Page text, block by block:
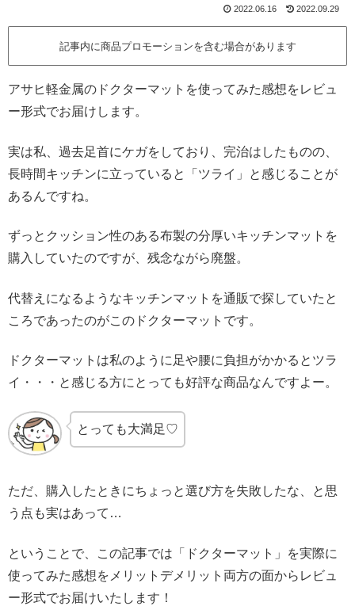
2022.06.16 2022.09.29
記事内に商品プロモーションを含む場合があります
アサヒ軽金属のドクターマットを使ってみた感想をレビュ
ー形式でお届けします。
実は私、過去足首にケガをしており、完治はしたものの、
長時間キッチンに立っていると「ツライ」と感じることが
あるんですね。
ずっとクッション性のある布製の分厚いキッチンマットを
購入していたのですが、残念ながら廃盤。
代替えになるようなキッチンマットを通販で探していたと
ころであったのがこのドクターマットです。
ドクターマットは私のように足や腰に負担がかかるとツラ
イ・・・と感じる方にとっても好評な商品なんですよー。
とっても大満足♡
ただ、購入したときにちょっと選び方を失敗したな、と思
う点も実はあって…
ということで、この記事では「ドクターマット」を実際に
使ってみた感想をメリットデメリット両方の面からレビュ
ー形式でお届けいたします！